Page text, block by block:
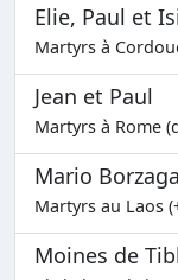
Elie, Paul et
Martyrs à
Jean et Paul
Martyrs à Rome
Mario
Martyrs au Laos
Moines de